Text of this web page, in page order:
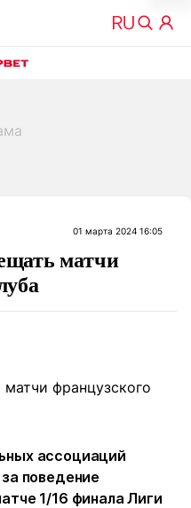
01 марта 2024 16:05
матчи
ассоциаций
поведение
1/16 финала Лиги